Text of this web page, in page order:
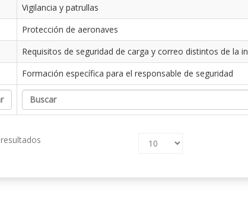
Vigilancia y patrullas
Protección de aeronaves
Requisitos de seguridad de carga y correo distintos de la
Formación específica para el responsable de seguridad
resultados